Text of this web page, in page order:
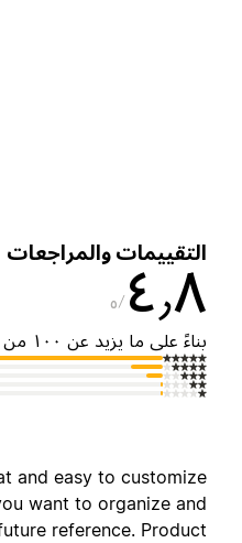
والمراجعات
٥
على ما يزيد عن ١٠٠ من التقييمات
great and easy to
you want to organize
for future reference.